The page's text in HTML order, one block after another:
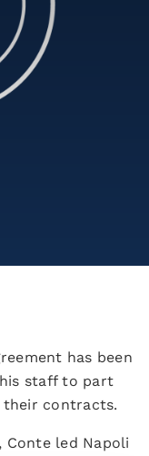
has been
staff to part
their contracts.
Conte led Napoli